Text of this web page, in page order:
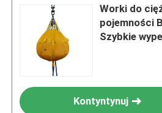
Worki do
pojemności
Szybkie
Kontyntynuj